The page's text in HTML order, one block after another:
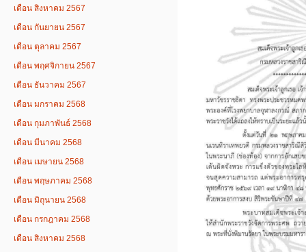
เดือน สิงหาคม 2567
เดือน กันยายน 2567
เดือน ตุลาคม 2567
เดือน พฤศจิกายน 2567
เดือน ธันวาคม 2567
เดือน มกราคม 2568
เดือน กุมภาพันธ์ 2568
เดือน มีนาคม 2568
เดือน เมษายน 2568
เดือน พฤษภาคม 2568
เดือน มิถุนายน 2568
เดือน กรกฎาคม 2568
เดือน สิงหาคม 2568